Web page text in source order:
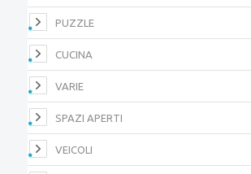
PUZZLE
CUCINA
VARIE
SPAZI APERTI
VEICOLI